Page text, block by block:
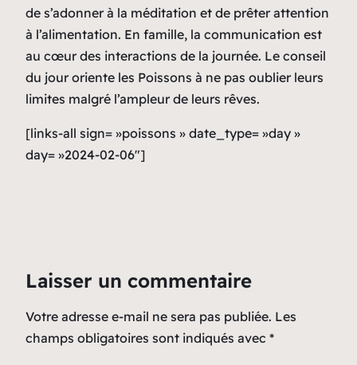
de s’adonner à la méditation et de prêter attention
à l’alimentation. En famille, la communication est
au cœur des interactions de la journée. Le conseil
du jour oriente les Poissons à ne pas oublier leurs
limites malgré l’ampleur de leurs rêves.
[links-all sign= »poissons » date_type= »day »
day= »2024-02-06″]
Laisser un commentaire
Votre adresse e-mail ne sera pas publiée. Les
champs obligatoires sont indiqués avec *